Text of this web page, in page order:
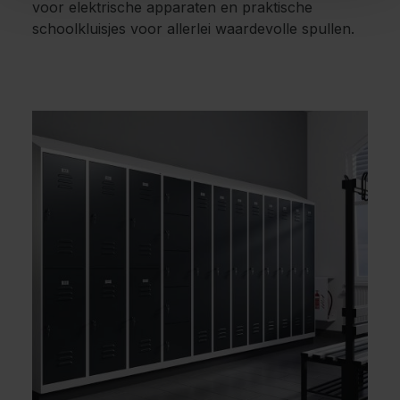
voor elektrische apparaten en praktische
schoolkluisjes voor allerlei waardevolle spullen.